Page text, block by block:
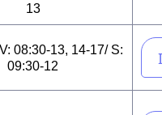
13
08:30-13, 14-17/ S:
09:30-12